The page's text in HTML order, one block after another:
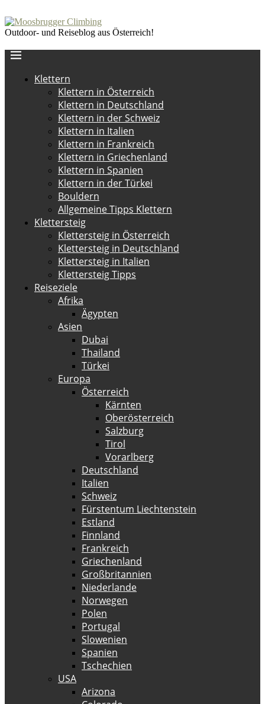
Outdoor- und Reiseblog aus Österreich!
Klettern
Klettern in Österreich
Klettern in Deutschland
Klettern in der Schweiz
Klettern in Italien
Klettern in Frankreich
Klettern in Griechenland
Klettern in Spanien
Klettern in der Türkei
Bouldern
Allgemeine Tipps Klettern
Klettersteig
Klettersteig in Österreich
Klettersteig in Deutschland
Klettersteig in Italien
Klettersteig Tipps
Reiseziele
Afrika
Ägypten
Asien
Dubai
Thailand
Türkei
Europa
Österreich
Kärnten
Oberösterreich
Salzburg
Tirol
Vorarlberg
Deutschland
Italien
Schweiz
Fürstentum Liechtenstein
Estland
Finnland
Frankreich
Griechenland
Großbritannien
Niederlande
Norwegen
Polen
Portugal
Slowenien
Spanien
Tschechien
USA
Arizona